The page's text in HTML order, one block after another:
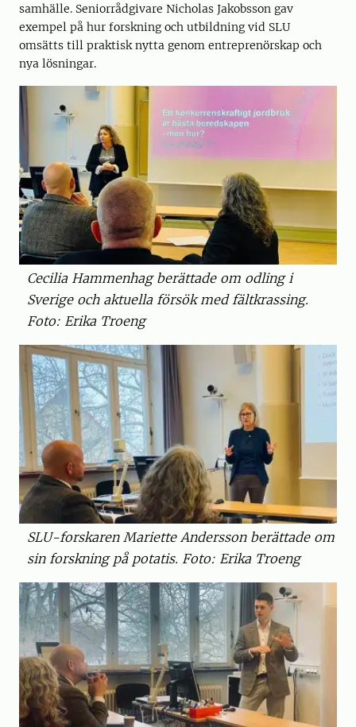
samhälle. Seniorrådgivare Nicholas Jakobsson gav
exempel på hur forskning och utbildning vid SLU
omsätts till praktisk nytta genom entreprenörskap och
nya lösningar.
Cecilia Hammenhag berättade om odling i
Sverige och aktuella försök med fältkrassing.
Foto: Erika Troeng
SLU-forskaren Mariette Andersson berättade om
sin forskning på potatis. Foto: Erika Troeng